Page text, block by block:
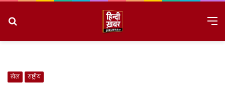
खेल राष्ट्रीय